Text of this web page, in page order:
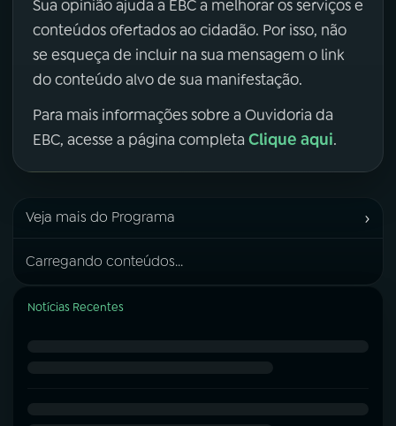
Sua opinião ajuda a EBC a melhorar os serviços e
conteúdos ofertados ao cidadão. Por isso, não
se esqueça de incluir na sua mensagem o link
do conteúdo alvo de sua manifestação.
Para mais informações sobre a Ouvidoria da
EBC, acesse a página completa Clique aqui.
Veja mais do Programa ›
Carregando conteúdos...
Notícias Recentes